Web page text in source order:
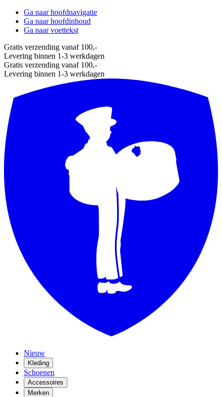
Ga naar hoofdnavigatie
Ga naar hoofdinhoud
Ga naar voettekst
Gratis verzending vanaf 100,-
Levering binnen 1-3 werkdagen
Gratis verzending vanaf 100,-
Levering binnen 1-3 werkdagen
Nieuw
Kleding
Schoenen
Accessoires
Merken